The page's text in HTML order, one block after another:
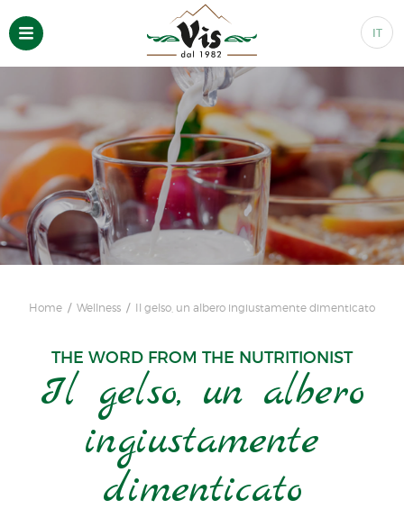
IT
Home Wellness Il gelso, un albero ingiustamente dimenticato
THE WORD FROM THE NUTRITIONIST
Il gelso, un albero
ingiustamente
dimenticato